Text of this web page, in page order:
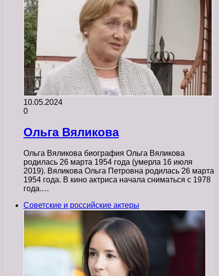
10.05.2024
0
Ольга Вяликова
Ольга Вяликова биография Ольга Вяликова
родилась 26 марта 1954 года (умерла 16 июля
2019). Вяликова Ольга Петровна родилась 26 марта
1954 года. В кино актриса начала сниматься с 1978
года.…
Советские и российские актеры